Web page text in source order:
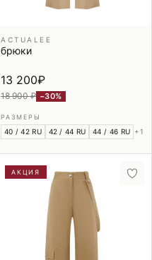
ACTUALEE
брюки
13 200₽
18 900 ₽ −30%
РАЗМЕРЫ
40 / 42 RU 42 / 44 RU 44 / 46 RU +1
АКЦИЯ